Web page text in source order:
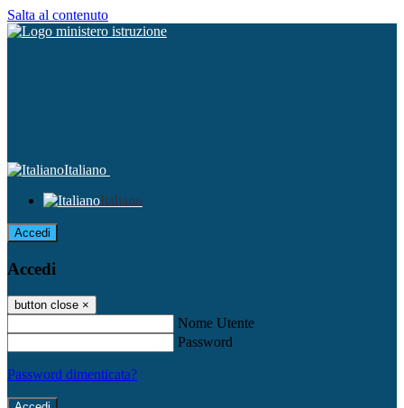
Salta al contenuto
Italiano
Italiano
Accedi
Accedi
button close ×
Nome Utente
Password
Password dimenticata?